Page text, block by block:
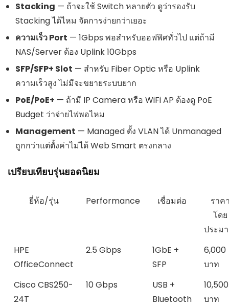
Stacking — ถ้าจะใช้ Switch หลายตัว ดูว่ารองรับ
Stacking ได้ไหม จัดการง่ายกว่าเยอะ
ความเร็ว Port — 1Gbps พอสำหรับออฟฟิศทั่วไป แต่ถ้ามี
NAS/Server ต้อง Uplink 10Gbps
SFP/SFP+ Slot — สำหรับ Fiber Optic หรือ Uplink
ความเร็วสูง ไม่มีจะขยายระบบยาก
PoE/PoE+ — ถ้ามี IP Camera หรือ WiFi AP ต้องดู PoE
Budget ว่าจ่ายไฟพอไหม
Management — Managed ตั้ง VLAN ได้ Unmanaged
ถูกกว่าแต่ตั้งค่าไม่ได้ Web Smart ตรงกลาง
เปรียบเทียบรุ่นยอดนิยม
ยี่ห้อ/รุ่น Performance เชื่อมต่อ
ราค
โดย
ประม
HPE
OfficeConnect
2.5 Gbps
1GbE +
SFP
6,000
บาท
Cisco CBS250-
24T
10 Gbps
USB +
Bluetooth
10,500
บาท